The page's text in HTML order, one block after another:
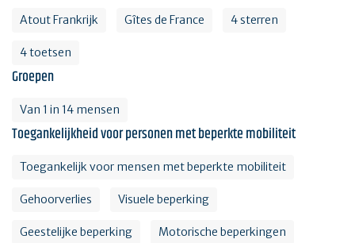
Atout Frankrijk Gîtes de France 4 sterren
4 toetsen
Groepen
Van 1 in 14 mensen
Toegankelijkheid voor personen met beperkte mobiliteit
Toegankelijk voor mensen met beperkte mobiliteit
Gehoorverlies Visuele beperking
Geestelijke beperking Motorische beperkingen